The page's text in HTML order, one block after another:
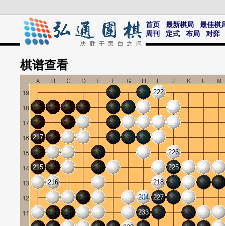
首页 最新棋局
最佳棋
周刊
定式 布局 对弈
棋谱查看
215
216
217
218
222
225
226
227
233
234